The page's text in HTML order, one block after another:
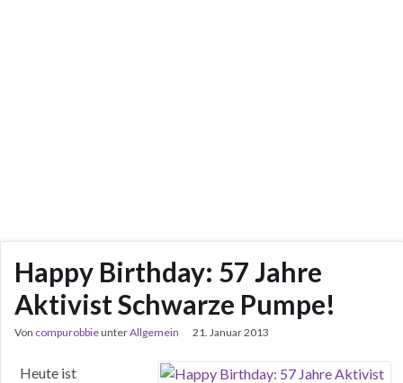
Happy Birthday: 57 Jahre
Aktivist Schwarze Pumpe!
Von compurobbieunterAllgemein 21. Januar 2013
Heute ist